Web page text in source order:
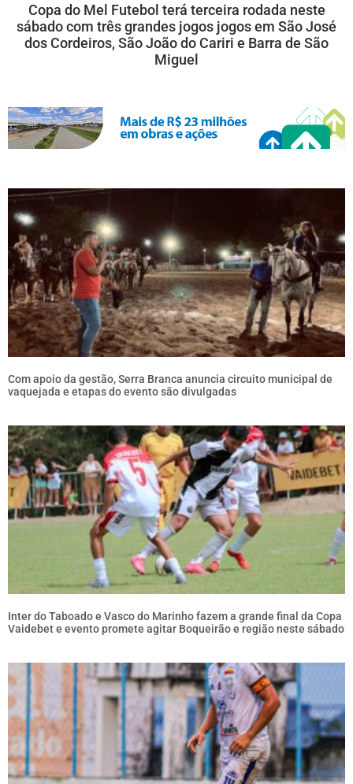
Copa do Mel Futebol terá terceira rodada neste
sábado com três grandes jogos jogos em São José
dos Cordeiros, São João do Cariri e Barra de São
Miguel
Com apoio da gestão, Serra Branca anuncia circuito municipal de
vaquejada e etapas do evento são divulgadas
Inter do Taboado e Vasco do Marinho fazem a grande final da Copa
Vaidebet e evento promete agitar Boqueirão e região neste sábado